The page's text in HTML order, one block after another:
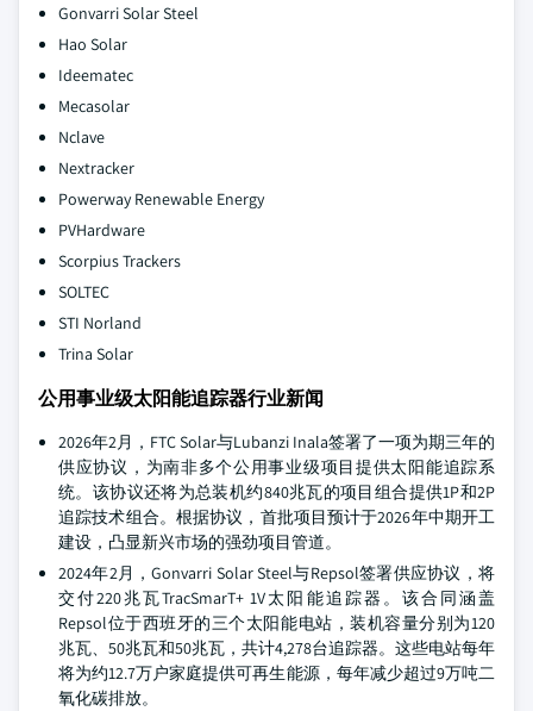
Gonvarri Solar Steel
Hao Solar
Ideematec
Mecasolar
Nclave
Nextracker
Powerway Renewable Energy
PVHardware
Scorpius Trackers
SOLTEC
STI Norland
Trina Solar
公用事业级太阳能追踪器行业新闻
2026年2月，FTC Solar与Lubanzi Inala签署了一项为期三年的
供应协议，为南非多个公用事业级项目提供太阳能追踪系
统。该协议还将为总装机约840兆瓦的项目组合提供1P和2P
追踪技术组合。根据协议，首批项目预计于2026年中期开工
建设，凸显新兴市场的强劲项目管道。
2024年2月，Gonvarri Solar Steel与Repsol签署供应协议，将
交付220兆瓦TracSmarT+ 1V太阳能追踪器。该合同涵盖
Repsol位于西班牙的三个太阳能电站，装机容量分别为120
兆瓦、50兆瓦和50兆瓦，共计4,278台追踪器。这些电站每年
将为约12.7万户家庭提供可再生能源，每年减少超过9万吨二
氧化碳排放。